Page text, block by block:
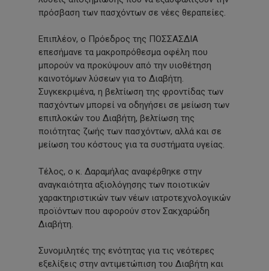
πρόσβαση των πασχόντων σε νέες θεραπείες.
Επιπλέον, ο Πρόεδρος της ΠΟΣΣΑΣΔΙΑ
επεσήμανε τα μακροπρόθεσμα οφέλη που
μπορούν να προκύψουν από την υιοθέτηση
καινοτόμων λύσεων για το Διαβήτη.
Συγκεκριμένα, η βελτίωση της φροντίδας των
πασχόντων μπορεί να οδηγήσει σε μείωση των
επιπλοκών του Διαβήτη, βελτίωση της
ποιότητας ζωής των πασχόντων, αλλά και σε
μείωση του κόστους για τα συστήματα υγείας.
Τέλος, ο κ. Δαραμήλας αναφέρθηκε στην
αναγκαιότητα αξιολόγησης των ποιοτικών
χαρακτηριστικών των νέων ιατροτεχνολογικών
προϊόντων που αφορούν στον Σακχαρώδη
Διαβήτη.
Συνομιλητές της ενότητας για τις νεότερες
εξελίξεις στην αντιμετώπιση του Διαβήτη και